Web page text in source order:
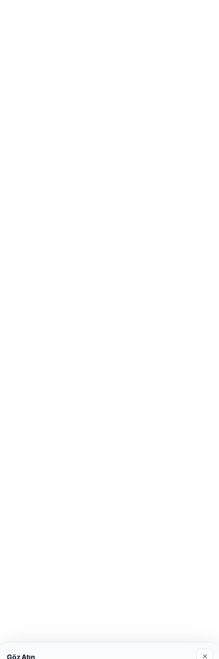
Göz Atın ×